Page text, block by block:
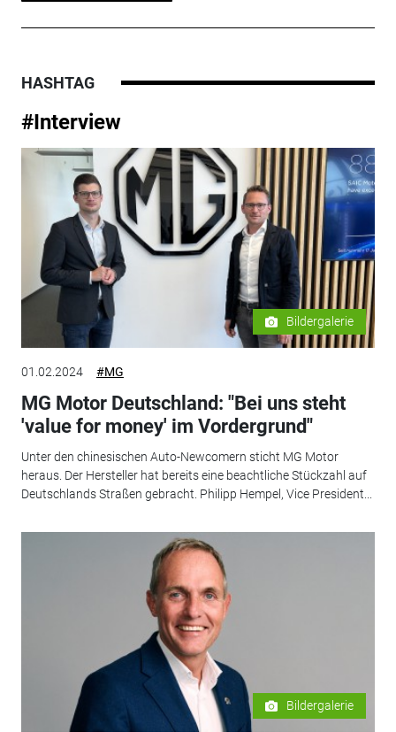
HASHTAG
#Interview
Bildergalerie
01.02.2024 #MG
MG Motor Deutschland: "Bei uns steht
'value for money' im Vordergrund"
Unter den chinesischen Auto-Newcomern sticht MG Motor
heraus. Der Hersteller hat bereits eine beachtliche Stückzahl auf
Deutschlands Straßen gebracht. Philipp Hempel, Vice President...
Bildergalerie